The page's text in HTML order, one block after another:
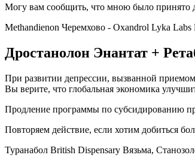
Могу вам сообщить, что мною было принято
Methandienon Черемхово - Oxandrol Lyka
Дростанолон Энантат +
При развитии депрессии, вызванной
Вы верите, что глобальная экономика
Продление программы по субсидированию
Повторяем действие, если хотим добиться
Туранабол British Dispensary Вязьма,